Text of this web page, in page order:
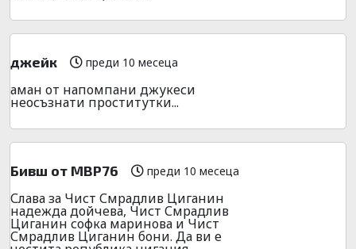
джейк преди 10 месеца
аман от напомпани джукеси
неосъзнати проститутки...
Бивш от МВР76 преди 10 месеца
Слава за Чист Смрадлив Циганин
надежда дойчева, Чист Смрадлив
Циганин софка маринова и Чист
Смрадлив Циганин бони. Да ви е